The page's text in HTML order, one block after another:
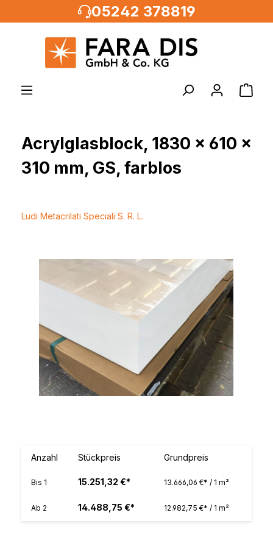
05242 378819
Acrylglasblock, 1830 x 610 x
310 mm, GS, farblos
Ludi Metacrilati Speciali S. R. L.
Anzahl Stückpreis Grundpreis
Bis 1 15.251,32 €* 13.666,06 €* / 1 m²
Ab 2 14.488,75 €* 12.982,75 €* / 1 m²